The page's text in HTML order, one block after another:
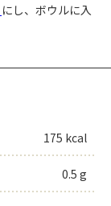
にし、ボウルに入
175 kcal
0.5 g